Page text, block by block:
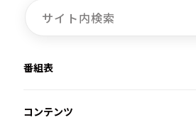
番組表
コンテンツ